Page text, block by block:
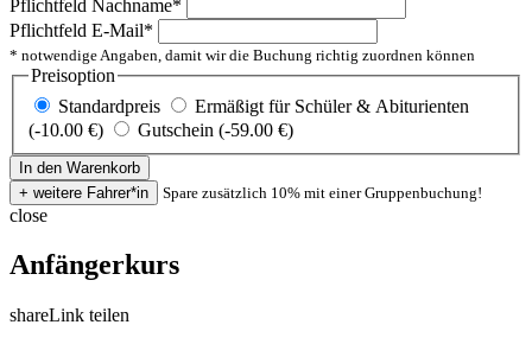
Pflichtfeld Nachname*
Pflichtfeld E-Mail*
* notwendige Angaben, damit wir die Buchung richtig zuordnen können
Preisoption
Standardpreis
Ermäßigt für Schüler & Abiturienten
(-10.00 €)
Gutschein (-59.00 €)
Spare zusätzlich 10% mit einer Gruppenbuchung!
close
Anfängerkurs
shareLink teilen